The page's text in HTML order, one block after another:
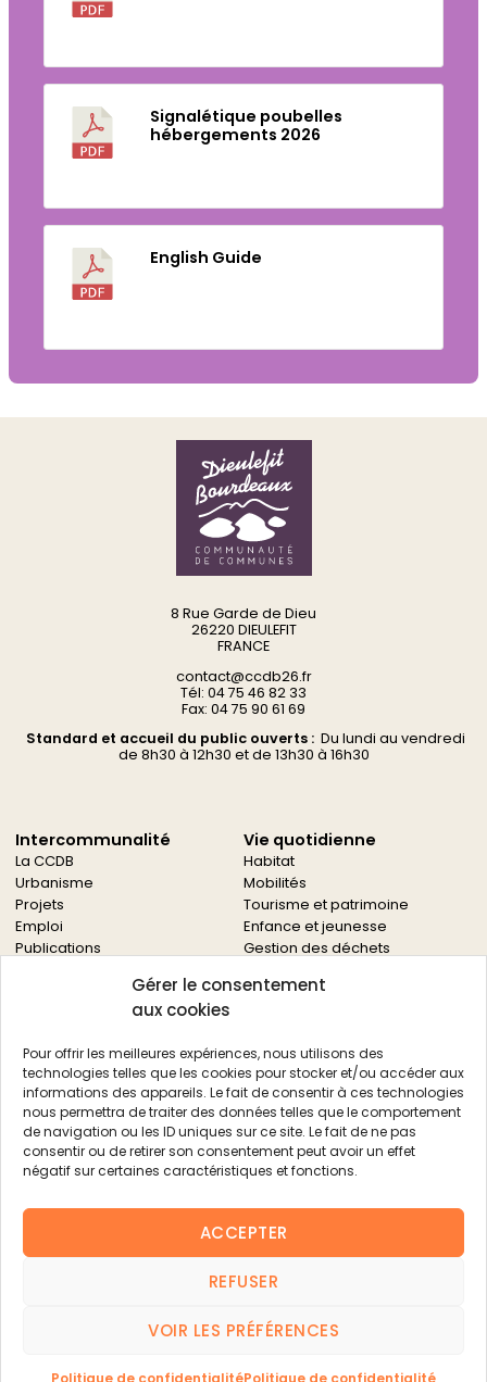
Gérer le consentement
aux cookies
Pour offrir les meilleures expériences, nous utilisons des
technologies telles que les cookies pour stocker et/ou accéder aux
informations des appareils. Le fait de consentir à ces technologies
nous permettra de traiter des données telles que le comportement
de navigation ou les ID uniques sur ce site. Le fait de ne pas
consentir ou de retirer son consentement peut avoir un effet
négatif sur certaines caractéristiques et fonctions.
ACCEPTER
REFUSER
VOIR LES PRÉFÉRENCES
Politique de confidentialitéPolitique de confidentialité
Signalétique poubelles
hébergements 2026
English Guide
8 Rue Garde de Dieu
26220 DIEULEFIT
FRANCE
contact@ccdb26.fr
Tél: 04 75 46 82 33
Fax: 04 75 90 61 69
Standard et accueil du public ouverts :Du lundi au vendredi
de 8h30 à 12h30 et de 13h30 à 16h30
Intercommunalité
La CCDB
Urbanisme
Projets
Emploi
Publications
Vie quotidienne
Habitat
Mobilités
Tourisme et patrimoine
Enfance et jeunesse
Gestion des déchets
Culture
Autres services
Économie locale
Agriculture
Filière bois
Environnement
Aides aux entreprises
Aides aux associations
Actualités
FAQ
Contact